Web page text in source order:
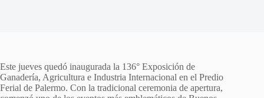
Este jueves quedó inaugurada la 136° Exposición de
Ganadería, Agricultura e Industria Internacional en el Predio
Ferial de Palermo. Con la tradicional ceremonia de apertura,